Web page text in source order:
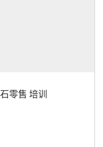
零售 培训